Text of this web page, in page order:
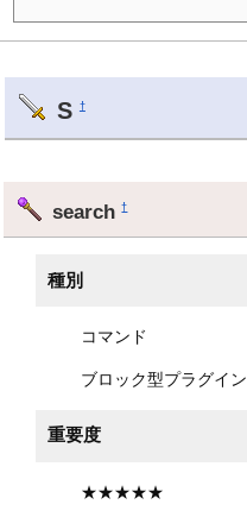
S †
search†
種別
コマンド
ブロック型プラグイン
重要度
★★★★★